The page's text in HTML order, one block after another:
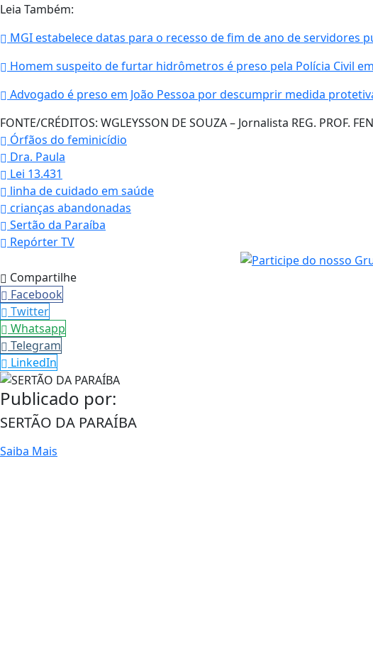
Leia Também:
MGI estabelece datas para o recesso de fim de ano de servidores
Homem suspeito de furtar hidrômetros é preso pela Polícia Civil
Advogado é preso em João Pessoa por descumprir medida
FONTE/CRÉDITOS: WGLEYSSON DE SOUZA – Jornalista REG. PROF.
Órfãos do feminicídio
Dra. Paula
Lei 13.431
linha de cuidado em saúde
crianças abandonadas
Sertão da Paraíba
Repórter TV
Compartilhe
Facebook
Twitter
Whatsapp
Telegram
LinkedIn
Publicado por:
SERTÃO DA PARAÍBA
Saiba Mais